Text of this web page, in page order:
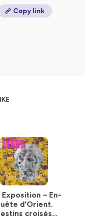
Copy link
Exposition – En-
d’Orient.
croisés